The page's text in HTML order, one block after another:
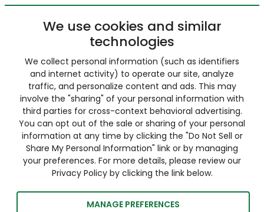
We use cookies and similar
technologies
We collect personal information (such as identifiers
and internet activity) to operate our site, analyze
traffic, and personalize content and ads. This may
involve the "sharing" of your personal information with
third parties for cross-context behavioral advertising.
You can opt out of the sale or sharing of your personal
information at any time by clicking the "Do Not Sell or
Share My Personal Information" link or by managing
your preferences. For more details, please review our
Privacy Policy by clicking the link below.
MANAGE PREFERENCES